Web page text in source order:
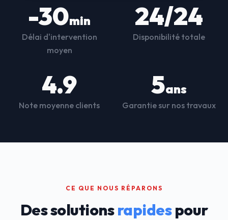
-30min
Délai d'intervention
moyen
24/24
Disponibilité totale
4.9
Note moyenne clients
5ans
Garantie sur nos travaux
CE QUE NOUS RÉPARONS
Des solutionsrapidespour